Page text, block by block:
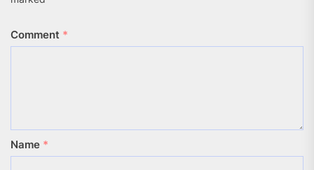
Comment *
Name *